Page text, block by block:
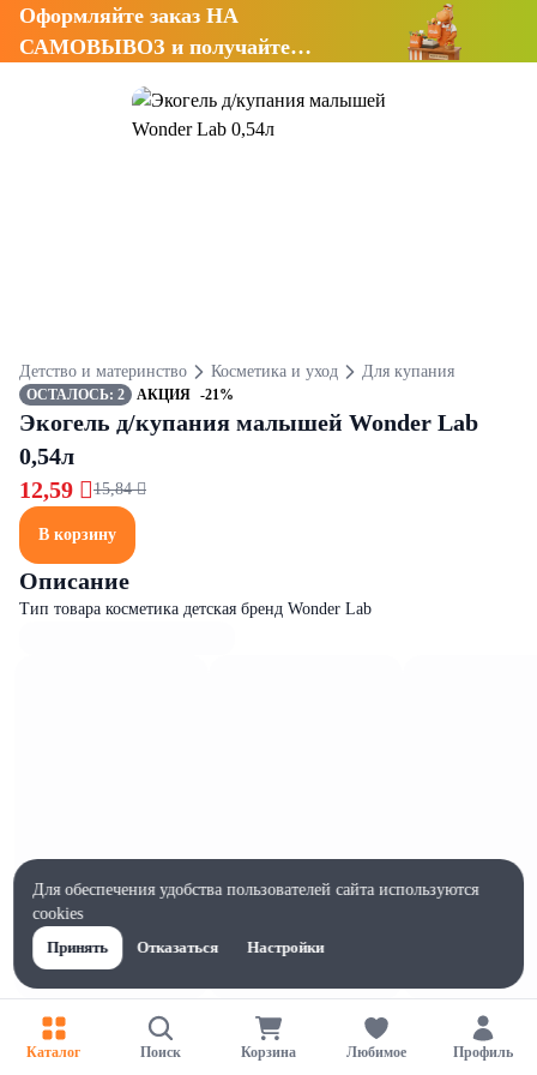
Оформляйте заказ НА
САМОВЫВОЗ и получайте
Детство и материнство Косметика и уход Для купания
ОСТАЛОСЬ: 2 АКЦИЯ -21%
Экогель д/купания малышей Wonder Lab
0,54л
12,59 15,84 
В корзину
Описание
Тип товара косметика детская бренд Wonder Lab
Характеристики
Ширина, мм
Каталог Поиск Корзина Любимое Профиль
Для обеспечения удобства пользователей сайта используются
cookies
Принять
Отказаться Настройки